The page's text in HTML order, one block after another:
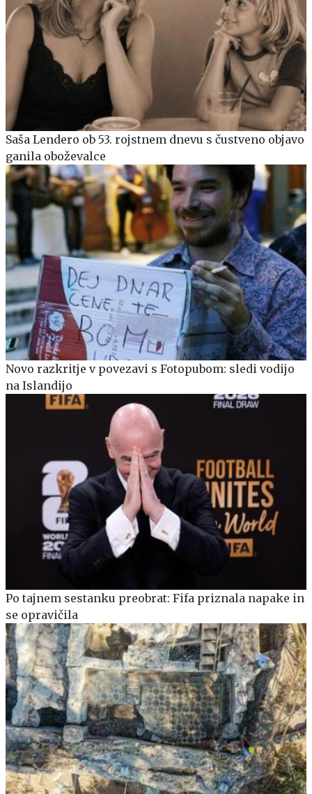
Saša Lendero ob 53. rojstnem dnevu s čustveno objavo
ganila oboževalce
Novo razkritje v povezavi s Fotopubom: sledi vodijo
na Islandijo
Po tajnem sestanku preobrat: Fifa priznala napake in
se opravičila